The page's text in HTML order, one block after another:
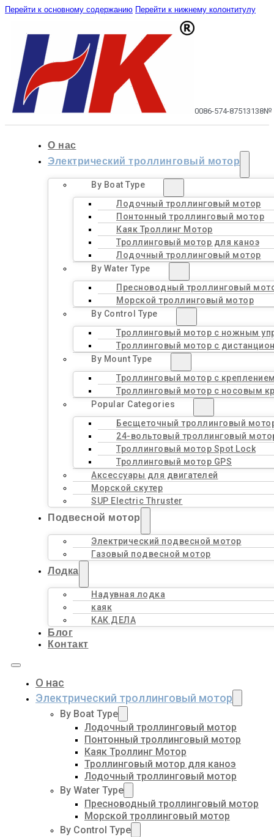
Перейти к основному содержанию Перейти к нижнему колонтитулу
0086-574-87513138№
О нас
Электрический троллинговый мотор
By Boat Type
Лодочный троллинговый мотор
Понтонный троллинговый мотор
Каяк Троллинг Мотор
Троллинговый мотор для каноэ
Лодочный троллинговый мотор
By Water Type
Пресноводный троллинговый
Морской троллинговый мотор
By Control Type
Троллинговый мотор с ножным
Троллинговый мотор с
By Mount Type
Троллинговый мотор с
Троллинговый мотор с носовым
Popular Categories
Бесщеточный троллинговый
24-вольтовый троллинговый
Троллинговый мотор Spot Lock
Троллинговый мотор GPS
Аксессуары для двигателей
Морской скутер
SUP Electric Thruster
Подвесной мотор
Электрический подвесной мотор
Газовый подвесной мотор
Лодка
Надувная лодка
каяк
КАК ДЕЛА
Блог
Контакт
О нас
Электрический троллинговый мотор
By Boat Type
Лодочный троллинговый мотор
Понтонный троллинговый мотор
Каяк Троллинг Мотор
Троллинговый мотор для каноэ
Лодочный троллинговый мотор
By Water Type
Пресноводный троллинговый мотор
Морской троллинговый мотор
By Control Type